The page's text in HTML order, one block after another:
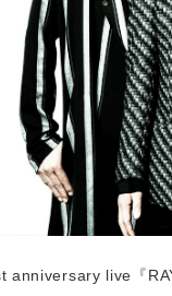
anniversary live『